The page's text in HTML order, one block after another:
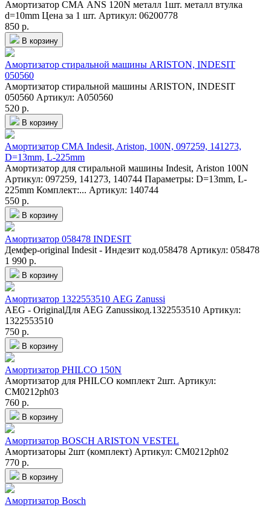
Амортизатор СМА ANS 120N металл 1шт. металл втулка
d=10mm Цена за 1 шт. Артикул: 06200778
850 р.
В корзину
Амортизатор стиральной машины ARISTON, INDESIT
050560
Амортизатор стиральной машины ARISTON, INDESIT
050560 Артикул: A050560
520 р.
В корзину
Амортизатор СМА Indesit, Ariston, 100N, 097259, 141273,
D=13mm, L-225mm
Амортизатор для стиральной машины Indesit, Ariston 100N
Артикул: 097259, 141273, 140744 Параметры: D=13mm, L-
225mm Комплект:... Артикул: 140744
550 р.
В корзину
Амортизатор 058478 INDESIT
Демфер-original Indesit - Индезит код.058478 Артикул: 058478
1 990 р.
В корзину
Амортизатор 1322553510 AEG Zanussi
AEG - OriginalДля AEG Zanussiкод.1322553510 Артикул:
1322553510
750 р.
В корзину
Амортизатор PHILCO 150N
Амортизатор для PHILCO комплект 2шт. Артикул:
CM0212ph03
760 р.
В корзину
Амортизатор BOSCH ARISTON VESTEL
Амортизаторы 2шт (комплект) Артикул: CM0212ph02
770 р.
В корзину
Амортизатор Bosch